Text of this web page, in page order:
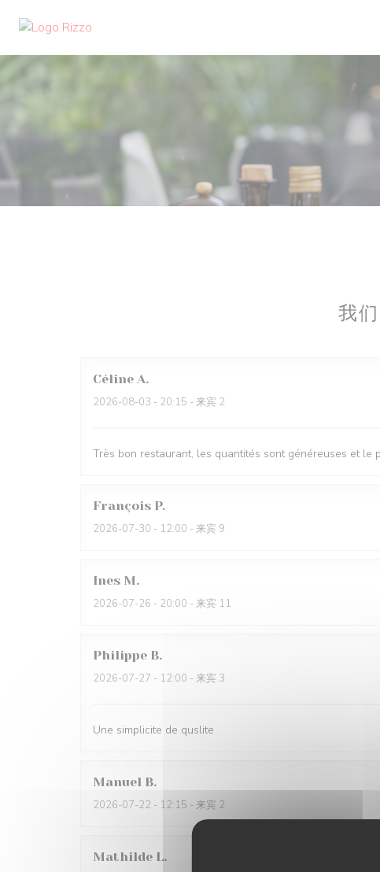
我
Céline A
2026-08-03 - 20:15 - 来宾 2
Très bon restaurant, les quantités sont généreuses et le
François P
2026-07-30 - 12:00 - 来宾 9
Ines M
2026-07-26 - 20:00 - 来宾 11
Philippe B
2026-07-27 - 12:00 - 来宾 3
Une simplicite de quslite
Manuel B
2026-07-22 - 12:15 - 来宾 2
Mathilde L